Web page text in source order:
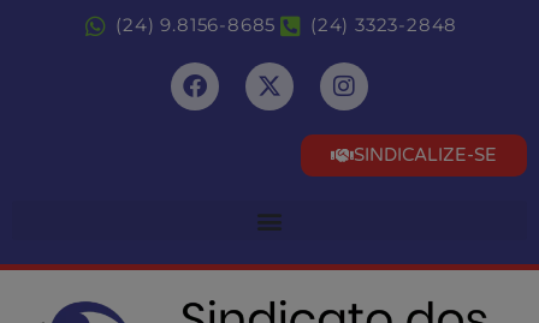
(24) 9.8156-8685 (24) 3323-2848
SINDICALIZE-SE